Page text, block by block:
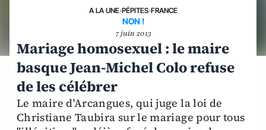
A LA UNE›PÉPITES›FRANCE
NON !
7 juin 2013
Mariage homosexuel : le maire
basque Jean-Michel Colo refuse
de les célébrer
Le maire d'Arcangues, qui juge la loi de
Christiane Taubira sur le mariage pour tous